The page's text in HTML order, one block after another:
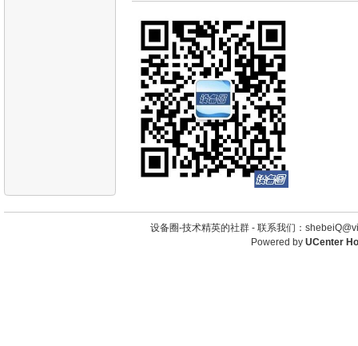
设备圈-技术精英的社群 - 联系我们：
Powered by UCenter